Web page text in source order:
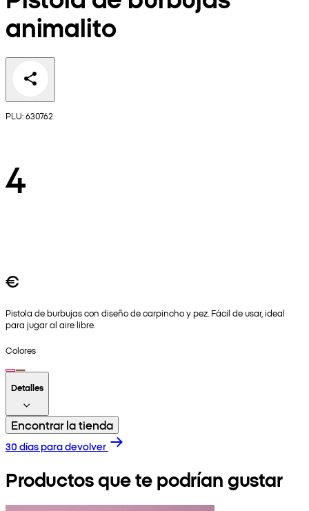
animalito
PLU: 630762
4
€
Pistola de burbujas con diseño de carpincho y pez. Fácil de usar, ideal
para jugar al aire libre.
Colores
Detalles
Encontrar la tienda
30 días para devolver
Productos que te podrían gustar